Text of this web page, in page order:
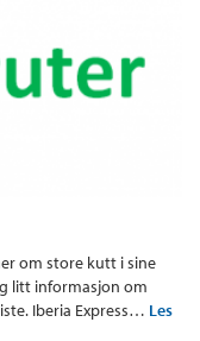
om store kutt i sine
litt informasjon om
Iberia Express… Les